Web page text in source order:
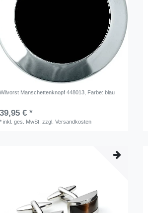
Wilvorst Manschettenknopf 448013 , Farbe: blau
39,95 € *
*inkl. ges. MwSt. zzgl.Versandkosten